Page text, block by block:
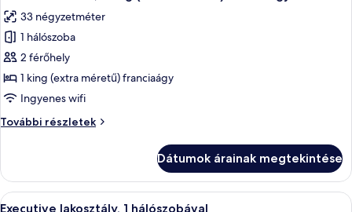
következő
szoba
összes
képének
megtekintése:
Executive
1
méretű)
franciaágy
33 négyzetméter
1 hálószoba
2 férőhely
1 king (extra méretű) franciaágy
Ingyenes wifi
További részletek
Executive
(extra
méretű)
franciaágy
Dátumok árainak megtekintése
A
Egy szállodai szoba, amelyben egy
15
Executive lakosztály, 1 hálószobával